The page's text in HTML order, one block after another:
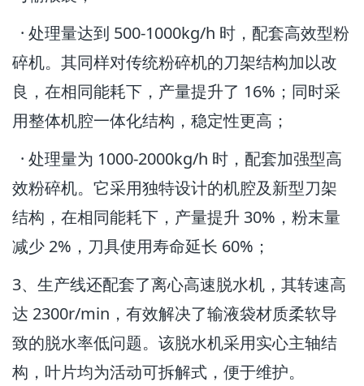
· 处理量达到 500-1000kg/h 时，配套高效型粉
碎机。其同样对传统粉碎机的刀架结构加以改
良，在相同能耗下，产量提升了 16%；同时采
用整体机腔一体化结构，稳定性更高；
· 处理量为 1000-2000kg/h 时，配套加强型高
效粉碎机。它采用独特设计的机腔及新型刀架
结构，在相同能耗下，产量提升 30%，粉末量
减少 2%，刀具使用寿命延长 60%；
3、生产线还配套了离心高速脱水机，其转速高
达 2300r/min，有效解决了输液袋材质柔软导
致的脱水率低问题。该脱水机采用实心主轴结
构，叶片均为活动可拆解式，便于维护。